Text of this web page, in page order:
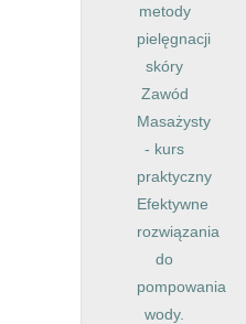
metody
pielęgnacji
skóry
Zawód
Masażysty
- kurs
praktyczny
Efektywne
rozwiązania
do
pompowania
wody.